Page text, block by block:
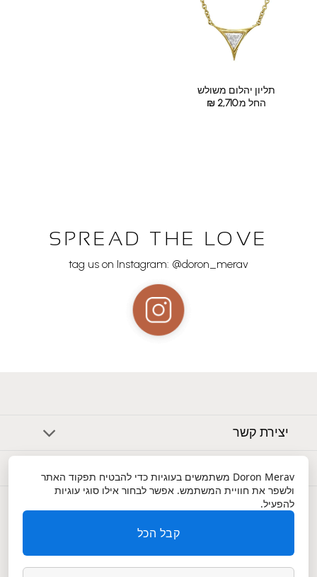
תליון יהלום משולש
החל מ:
₪2,710
SPREAD THE LOVE
tag us on Instagram: @doron_merav
יצירת קשר
שירות לקוחות
Doron Merav משתמשים בעוגיות כדי להבטיח תפקוד האתר
ולשפר את חוויית המשתמש. אפשר לבחור אילו סוגי עוגיות
להפעיל.
קבל הכל